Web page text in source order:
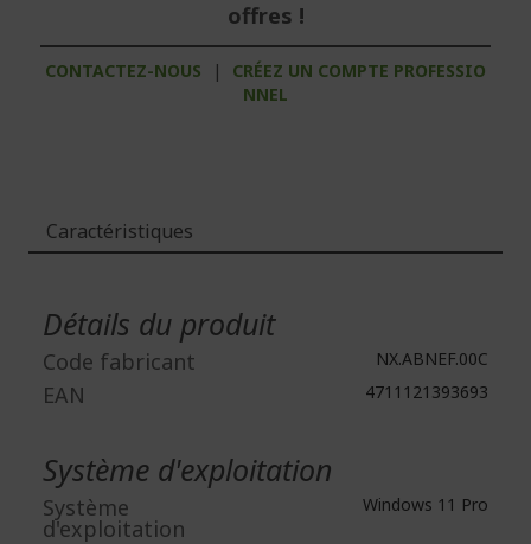
offres !
CONTACTEZ-NOUS |
CRÉEZ UN COMPTE PROFESSIO
NNEL
Caractéristiques
Détails du produit
Code fabricant NX.ABNEF.00C
EAN 4711121393693
Système d'exploitation
Système
d'exploitation
Windows 11 Pro